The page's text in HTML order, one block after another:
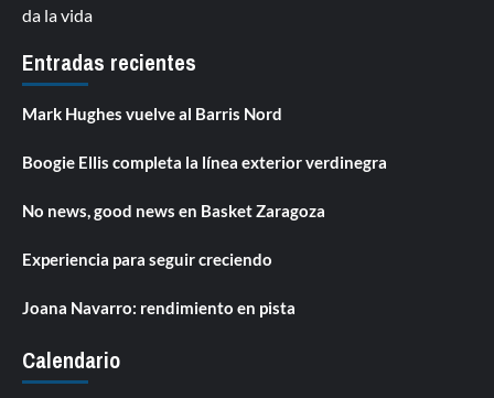
da la vida
Entradas recientes
Mark Hughes vuelve al Barris Nord
Boogie Ellis completa la línea exterior verdinegra
No news, good news en Basket Zaragoza
Experiencia para seguir creciendo
Joana Navarro: rendimiento en pista
Calendario